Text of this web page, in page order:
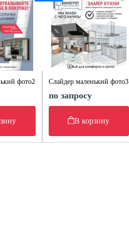
фото2 Слайдер маленький фото3
по запросу
В корзину